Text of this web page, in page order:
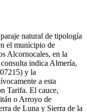
natural de tipología
el municipio de
Alcornocales, en la
indica Almería,
y la
a esta
Tarifa. El cauce,
o Arroyo de
de Luna y Sierra de la